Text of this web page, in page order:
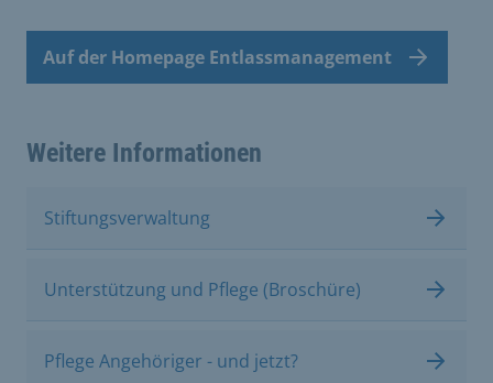
Auf der Homepage Entlassmanagement
Weitere Informationen
Stiftungsverwaltung
Unterstützung und Pflege (Broschüre)
Pflege Angehöriger - und jetzt?